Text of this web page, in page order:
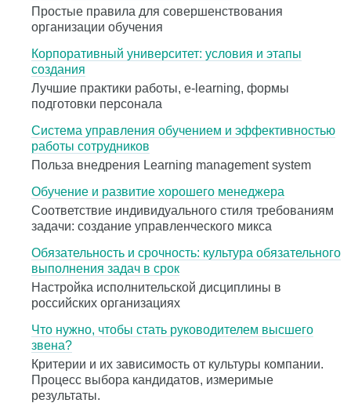
Простые правила для совершенствования
организации обучения
Корпоративный университет: условия и этапы
создания
Лучшие практики работы, e-learning, формы
подготовки персонала
Система управления обучением и эффективностью
работы сотрудников
Польза внедрения Learning management system
Обучение и развитие хорошего менеджера
Соответствие индивидуального стиля требованиям
задачи: создание управленческого микса
Обязательность и срочность: культура обязательного
выполнения задач в срок
Настройка исполнительской дисциплины в
российских организациях
Что нужно, чтобы стать руководителем высшего
звена?
Критерии и их зависимость от культуры компании.
Процесс выбора кандидатов, измеримые
результаты.